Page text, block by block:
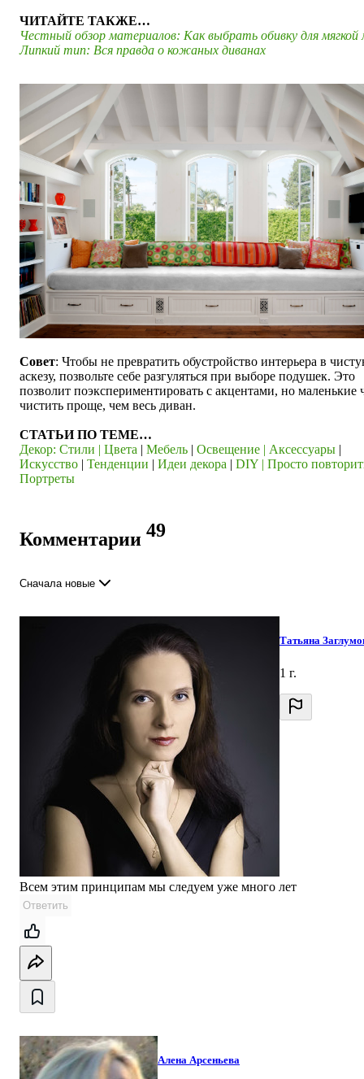
ЧИТАЙТЕ ТАКЖЕ…
Честный обзор материалов: Как выбрать обивку для мягкой
Липкий тип: Вся правда о кожаных диванах
Совет: Чтобы не превратить обустройство интерьера в
аскезу, позвольте себе разгуляться при выборе подушек. Это
позволит поэкспериментировать с акцентами, но маленькие
чистить проще, чем весь диван.
СТАТЬИ ПО ТЕМЕ…
Декор: Стили | Цвета | Мебель | Освещение | Аксессуары |
Искусство | Тенденции | Идеи декора | DIY | Просто
Портреты
Комментарии 49
Сначала новые
Татьяна
1 г.
Всем этим принципам мы следуем уже много лет
Ответить
Алена Арсеньева